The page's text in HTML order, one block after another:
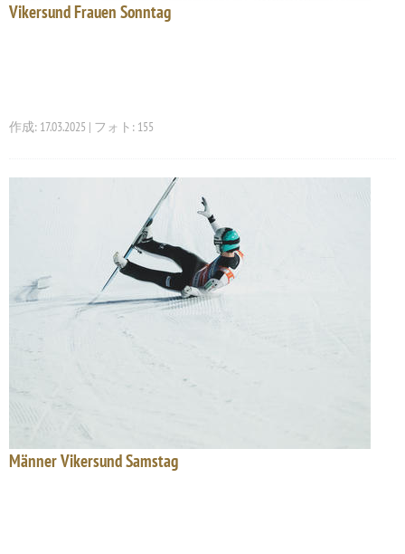
Vikersund Frauen Sonntag
作成: 17.03.2025 | フォト: 155
Männer Vikersund Samstag